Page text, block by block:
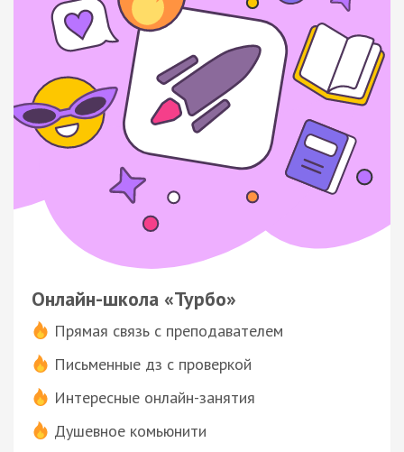
Онлайн-школа «Турбо»
Прямая связь с преподавателем
Письменные дз с проверкой
Интересные онлайн-занятия
Душевное комьюнити